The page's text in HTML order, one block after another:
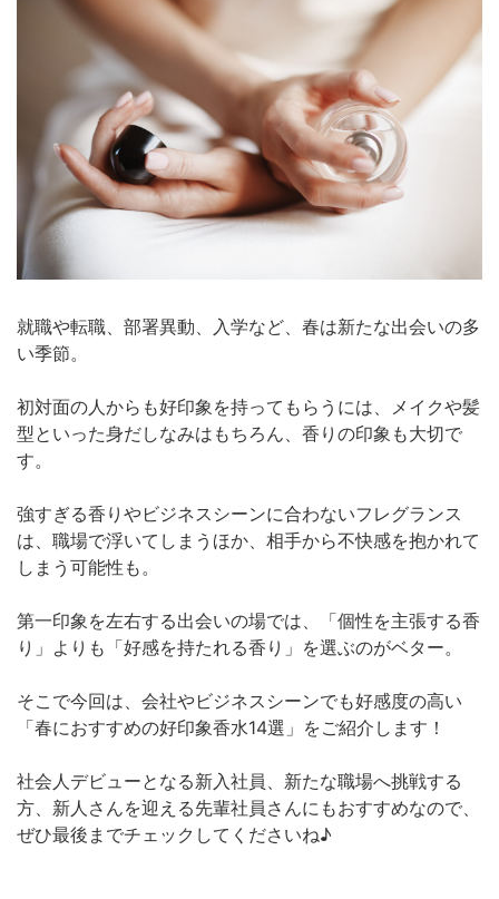
就職や転職、部署異動、入学など、春は新たな出会いの多
い季節。
初対面の人からも好印象を持ってもらうには、メイクや髪
型といった身だしなみはもちろん、香りの印象も大切で
す。
強すぎる香りやビジネスシーンに合わないフレグランス
は、職場で浮いてしまうほか、相手から不快感を抱かれて
しまう可能性も。
第一印象を左右する出会いの場では、「個性を主張する香
り」よりも「好感を持たれる香り」を選ぶのがベター。
そこで今回は、会社やビジネスシーンでも好感度の高い
「春におすすめの好印象香水14選」をご紹介します！
社会人デビューとなる新入社員、新たな職場へ挑戦する
方、新人さんを迎える先輩社員さんにもおすすめなので、
ぜひ最後までチェックしてくださいね♪